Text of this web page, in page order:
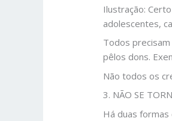
Ilustração:
adolescentes,
Todos
pêlos dons.
Não todos os
3. NÃO SE
Há duas